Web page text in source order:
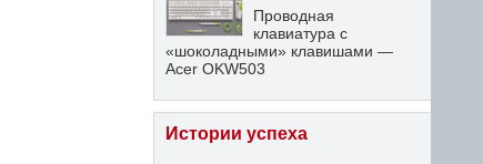
Проводная
клавиатура с
«шоколадными» клавишами —
Acer OKW503
Истории успеха